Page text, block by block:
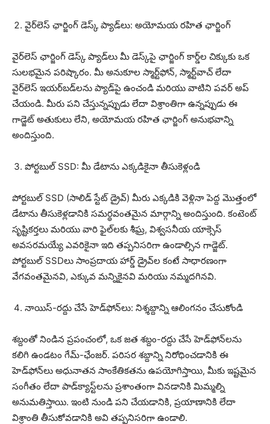
వైర్‌లెస్ ఛార్జింగ్ డెస్క్ ప్యాడ్‌లు: అయోమయ రహిత ఛార్జింగ్
వైర్‌లెస్ ఛార్జింగ్ డెస్క్ ప్యాడ్‌లు మీ డెస్క్‌పై ఛార్జింగ్ కార్డ్‌ల చిక్కుకు ఒక
సులభమైన పరిష్కారం. మీ అనుకూల స్మార్ట్‌ఫోన్, స్మార్ట్‌వాచ్ లేదా
వైర్‌లెస్ ఇయర్‌బడ్‌లను ప్యాడ్‌పై ఉంచండి మరియు వాటిని పవర్ అప్
చేయండి. మీరు పని చేస్తున్నప్పుడు లేదా విశ్రాంతిగా ఉన్నప్పుడు ఈ
గాడ్జెట్ అతుకులు లేని, అయోమయ రహిత ఛార్జింగ్ అనుభవాన్ని
అందిస్తుంది.
పోర్టబుల్ SSD: మీ డేటాను ఎక్కడికైనా తీసుకెళ్లండి
పోర్టబుల్ SSD (సాలిడ్ స్టేట్ డ్రైవ్) మీరు ఎక్కడికి వెళ్లినా పెద్ద మొత్తంలో
డేటాను తీసుకెళ్లడానికి సమర్థవంతమైన మార్గాన్ని అందిస్తుంది. కంటెంట్
సృష్టికర్తలు మరియు వారి ఫైల్‌లకు శీఘ్ర, విశ్వసనీయ యాక్సెస్
అవసరమయ్యే ఎవరికైనా ఇది తప్పనిసరిగా ఉండాల్సిన గాడ్జెట్.
పోర్టబుల్ SSDలు సాంప్రదాయ హార్డ్ డ్రైవ్‌ల కంటే సాధారణంగా
వేగవంతమైనవి, ఎక్కువ మన్నికైనవి మరియు నమ్మదగినవి.
నాయిస్-రద్దు చేసే హెడ్‌ఫోన్‌లు: నిశ్శబ్దాన్ని ఆలింగనం చేసుకోండి
శబ్దంతో నిండిన ప్రపంచంలో, ఒక జత శబ్దం-రద్దు చేసే హెడ్‌ఫోన్‌లను
కలిగి ఉండటం గేమ్-ఛేంజర్. పరిసర శబ్దాన్ని నిరోధించడానికి ఈ
హెడ్‌ఫోన్‌లు అధునాతన సాంకేతికతను ఉపయోగిస్తాయి, మీకు ఇష్టమైన
సంగీతం లేదా పాడ్‌క్యాస్ట్‌లను ప్రశాంతంగా వినడానికి మిమ్మల్ని
అనుమతిస్తాయి. ఇంటి నుండి పని చేయడానికి, ప్రయాణానికి లేదా
విశ్రాంతి తీసుకోవడానికి అవి తప్పనిసరిగా ఉండాలి.